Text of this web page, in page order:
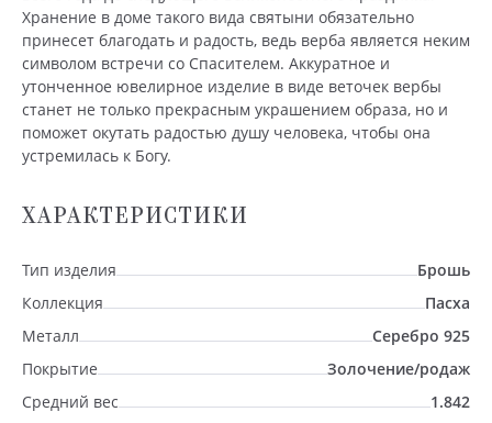
Хранение в доме такого вида святыни обязательно
принесет благодать и радость, ведь верба является неким
символом встречи со Спасителем. Аккуратное и
утонченное ювелирное изделие в виде веточек вербы
станет не только прекрасным украшением образа, но и
поможет окутать радостью душу человека, чтобы она
устремилась к Богу.
ХАРАКТЕРИСТИКИ
Тип изделия
Брошь
Коллекция
Пасха
Металл
Серебро 925
Покрытие
Золочение/родаж
Средний вес
1.842